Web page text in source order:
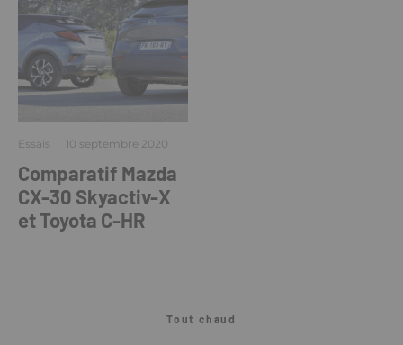
Essais · 10 septembre 2020
Comparatif Mazda
CX-30 Skyactiv-X
et Toyota C-HR
Tout chaud